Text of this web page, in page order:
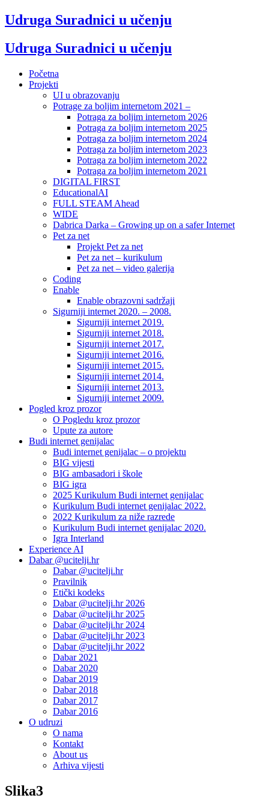
Udruga Suradnici u učenju
Udruga Suradnici u učenju
Početna
Projekti
UI u obrazovanju
Potrage za boljim internetom 2021 –
Potraga za boljim internetom 2026
Potraga za boljim internetom 2025
Potraga za boljim internetom 2024
Potraga za boljim internetom 2023
Potraga za boljim internetom 2022
Potraga za boljim internetom 2021
DIGITAL FIRST
EducationalAI
FULL STEAM Ahead
WIDE
Dabrica Darka – Growing up on a safer Internet
Pet za net
Projekt Pet za net
Pet za net – kurikulum
Pet za net – video galerija
Coding
Enable
Enable obrazovni sadržaji
Sigurniji internet 2020. – 2008.
Sigurniji internet 2019.
Sigurniji internet 2018.
Sigurniji internet 2017.
Sigurniji internet 2016.
Sigurniji internet 2015.
Sigurniji internet 2014.
Sigurniji internet 2013.
Sigurniji internet 2009.
Pogled kroz prozor
O Pogledu kroz prozor
Upute za autore
Budi internet genijalac
Budi internet genijalac – o projektu
BIG vijesti
BIG ambasadori i škole
BIG igra
2025 Kurikulum Budi internet genijalac
Kurikulum Budi internet genijalac 2022.
2022 Kurikulum za niže razrede
Kurikulum Budi internet genijalac 2020.
Igra Interland
Experience AI
Dabar @ucitelji.hr
Dabar @ucitelji.hr
Pravilnik
Etički kodeks
Dabar @ucitelji.hr 2026
Dabar @ucitelji.hr 2025
Dabar @ucitelji.hr 2024
Dabar @ucitelji.hr 2023
Dabar @ucitelji.hr 2022
Dabar 2021
Dabar 2020
Dabar 2019
Dabar 2018
Dabar 2017
Dabar 2016
O udruzi
O nama
Kontakt
About us
Arhiva vijesti
Slika3